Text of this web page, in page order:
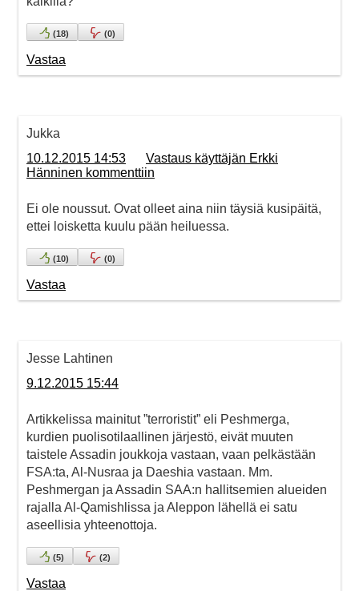
(18) (0)
Vastaa
Jukka
10.12.2015 14:53
Vastaus käyttäjän Erkki
Hänninen kommenttiin
Ei ole noussut. Ovat olleet aina niin täysiä kusipäitä,
ettei loisketta kuulu pään heiluessa.
(10) (0)
Vastaa
Jesse Lahtinen
9.12.2015 15:44
Artikkelissa mainitut ”terroristit” eli Peshmerga,
kurdien puolisotilaallinen järjestö, eivät muuten
taistele Assadin joukkoja vastaan, vaan pelkästään
FSA:ta, Al-Nusraa ja Daeshia vastaan. Mm.
Peshmergan ja Assadin SAA:n hallitsemien alueiden
rajalla Al-Qamishlissa ja Aleppon lähellä ei satu
aseellisia yhteenottoja.
(5) (2)
Vastaa